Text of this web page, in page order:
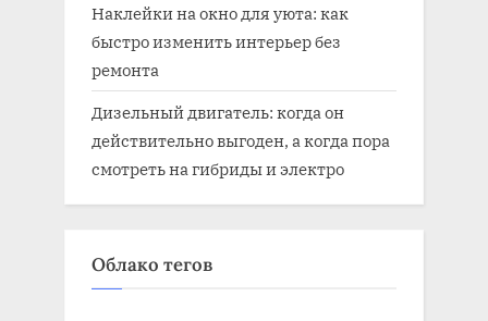
Наклейки на окно для уюта: как
быстро изменить интерьер без
ремонта
Дизельный двигатель: когда он
действительно выгоден, а когда пора
смотреть на гибриды и электро
Облако тегов